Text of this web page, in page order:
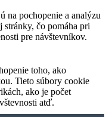
na pochopenie a analýzu
čo pomáha pri
pre návštevníkov.
toho, ako
Tieto súbory cookie
ako je počet
atď.